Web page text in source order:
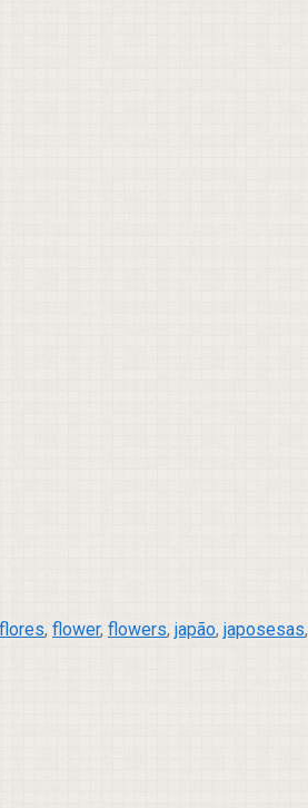
flores, flower, flowers, japão, japosesas,